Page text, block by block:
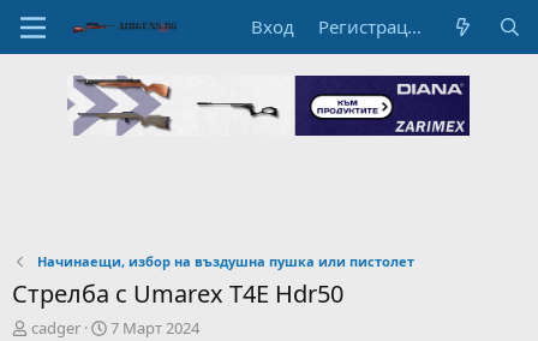
Вход Регистрация
Начинаещи, избор на въздушна пушка или пистолет
Стрелба с Umarex T4E Hdr50
А
cadger
Н
7 Март 2024